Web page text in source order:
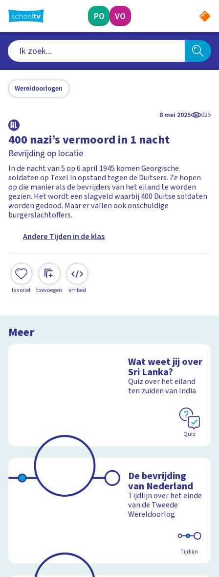
naar
hoofdinhoud
PO VO
Wereldoorlogen
8 mei 2025 225
400 nazi’s vermoord in 1 nacht
Bevrijding op locatie
In de nacht van 5 op 6 april 1945 komen Georgische
soldaten op Texel in opstand tegen de Duitsers. Ze hopen
op die manier als de bevrijders van het eiland te worden
gezien. Het wordt een slagveld waarbij 400 Duitse soldaten
worden gedood. Maar er vallen ook onschuldige
burgerslachtoffers.
Andere Tijden in de klas
favoriet toevoegen embed
Meer
Wat weet jij over
Sri Lanka?
Quiz over het eiland
ten zuiden van India
Quiz
De bevrijding
van Nederland
Tijdlijn over het einde
van de Tweede
Wereldoorlog
Tijdlijn